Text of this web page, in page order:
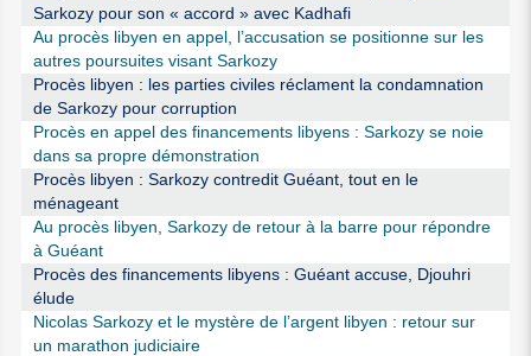
Sarkozy pour son « accord » avec Kadhafi
Au procès libyen en appel, l’accusation se positionne sur les
autres poursuites visant Sarkozy
Procès libyen : les parties civiles réclament la condamnation
de Sarkozy pour corruption
Procès en appel des financements libyens : Sarkozy se noie
dans sa propre démonstration
Procès libyen : Sarkozy contredit Guéant, tout en le
ménageant
Au procès libyen, Sarkozy de retour à la barre pour répondre
à Guéant
Procès des financements libyens : Guéant accuse, Djouhri
élude
Nicolas Sarkozy et le mystère de l’argent libyen : retour sur
un marathon judiciaire